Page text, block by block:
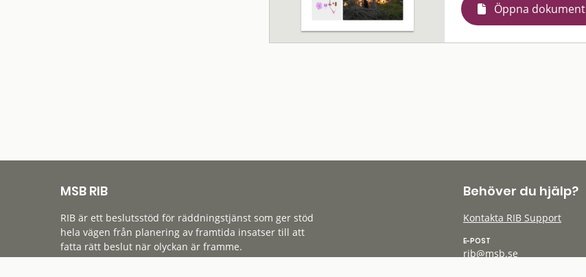
Öppna dokument
MSB RIB
RIB är ett beslutsstöd för räddningstjänst som ger stöd
hela vägen från planering av framtida insatser till att
fatta rätt beslut när olyckan är framme.
Behöver du hjälp?
Kontakta RIB Support
E-POST
rib@msb.se